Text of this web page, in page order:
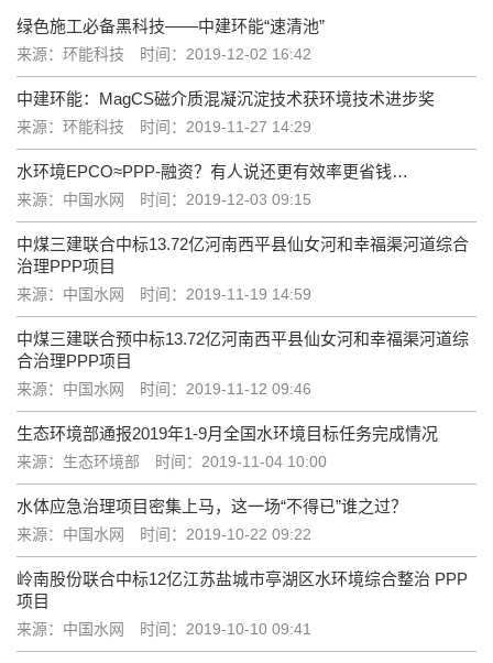
绿色施工必备黑科技——中建环能“速清池”
来源：环能科技 时间：2019-12-02 16:42
中建环能：MagCS磁介质混凝沉淀技术获环境技术进步奖
来源：环能科技 时间：2019-11-27 14:29
水环境EPCO≈PPP-融资？有人说还更有效率更省钱…
来源：中国水网 时间：2019-12-03 09:15
中煤三建联合中标13.72亿河南西平县仙女河和幸福渠河道综合
治理PPP项目
来源：中国水网 时间：2019-11-19 14:59
中煤三建联合预中标13.72亿河南西平县仙女河和幸福渠河道综
合治理PPP项目
来源：中国水网 时间：2019-11-12 09:46
生态环境部通报2019年1-9月全国水环境目标任务完成情况
来源：生态环境部 时间：2019-11-04 10:00
水体应急治理项目密集上马，这一场“不得已”谁之过？
来源：中国水网 时间：2019-10-22 09:22
岭南股份联合中标12亿江苏盐城市亭湖区水环境综合整治 PPP
项目
来源：中国水网 时间：2019-10-10 09:41